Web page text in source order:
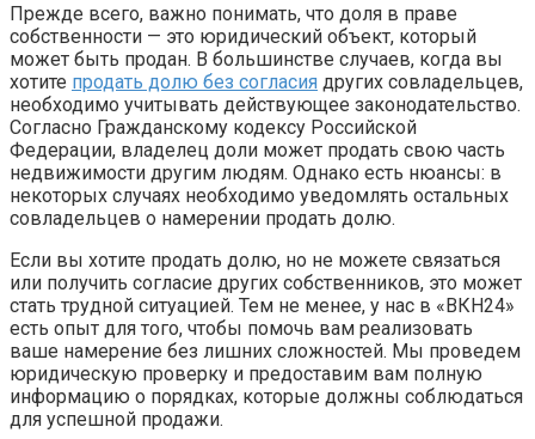
Прежде всего, важно понимать, что доля в праве
собственности — это юридический объект, который
может быть продан. В большинстве случаев, когда вы
хотите продать долю без согласия других совладельцев,
необходимо учитывать действующее законодательство.
Согласно Гражданскому кодексу Российской
Федерации, владелец доли может продать свою часть
недвижимости другим людям. Однако есть нюансы: в
некоторых случаях необходимо уведомлять остальных
совладельцев о намерении продать долю.
Если вы хотите продать долю, но не можете связаться
или получить согласие других собственников, это может
стать трудной ситуацией. Тем не менее, у нас в «ВКН24»
есть опыт для того, чтобы помочь вам реализовать
ваше намерение без лишних сложностей. Мы проведем
юридическую проверку и предоставим вам полную
информацию о порядках, которые должны соблюдаться
для успешной продажи.